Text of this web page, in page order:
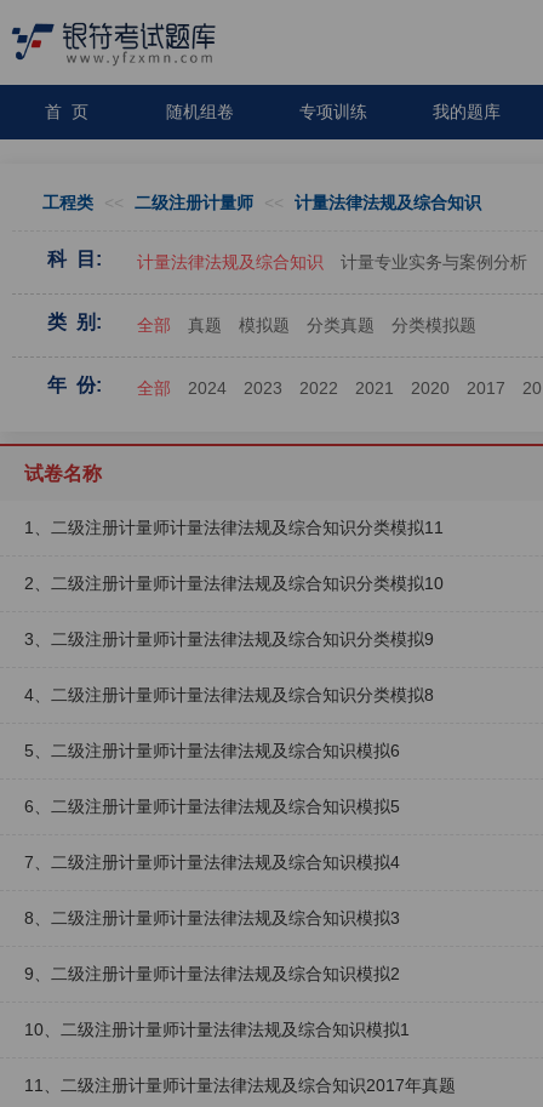
首 页 随机组卷 专项训练 我的题库
工程类 << 二级注册计量师 << 计量法律法规及综合知识
科 目: 计量法律法规及综合知识 计量专业实务与案例分析
类 别: 全部 真题 模拟题 分类真题 分类模拟题
年 份: 全部 2024 2023 2022 2021 2020 2017
试卷名称
1、二级注册计量师计量法律法规及综合知识分类模拟11
2、二级注册计量师计量法律法规及综合知识分类模拟10
3、二级注册计量师计量法律法规及综合知识分类模拟9
4、二级注册计量师计量法律法规及综合知识分类模拟8
5、二级注册计量师计量法律法规及综合知识模拟6
6、二级注册计量师计量法律法规及综合知识模拟5
7、二级注册计量师计量法律法规及综合知识模拟4
8、二级注册计量师计量法律法规及综合知识模拟3
9、二级注册计量师计量法律法规及综合知识模拟2
10、二级注册计量师计量法律法规及综合知识模拟1
11、二级注册计量师计量法律法规及综合知识2017年真题